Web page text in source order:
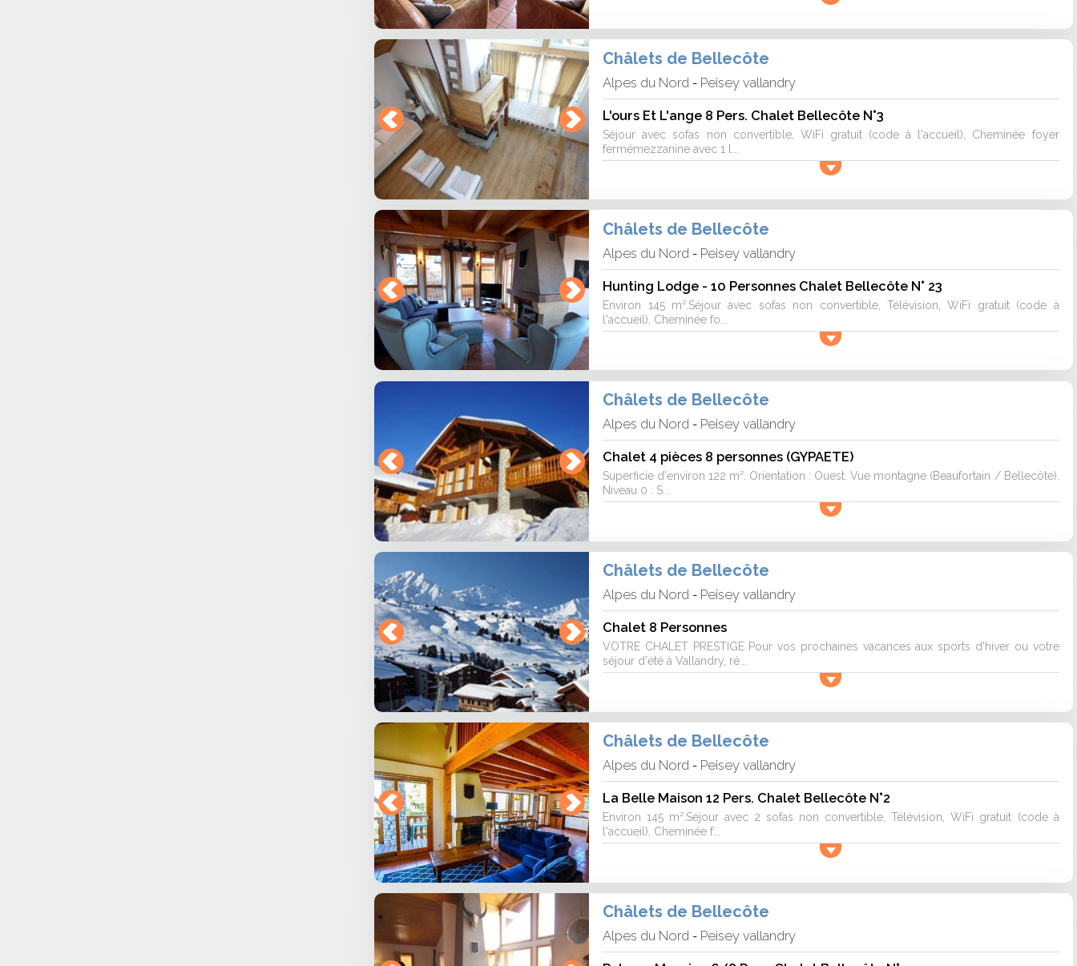
Châlets de Bellecôte
Alpes du Nord - Peisey vallandry
L'ours Et L'ange 8 Pers. Chalet Bellecôte N°3
Séjour avec sofas non convertible, WiFi gratuit (code à l'accueil), Cheminée foyer
fermémezzanine avec 1 l...
Châlets de Bellecôte
Alpes du Nord - Peisey vallandry
Hunting Lodge - 10 Personnes Chalet Bellecôte N° 23
Environ 145 m².Séjour avec sofas non convertible, Télévision, WiFi gratuit (code à
l'accueil), Cheminée fo...
Châlets de Bellecôte
Alpes du Nord - Peisey vallandry
Chalet 4 pièces 8 personnes (GYPAETE)
Superficie d'environ 122 m². Orientation : Ouest. Vue montagne (Beaufortain / Bellecôte).
Niveau 0 : S...
Châlets de Bellecôte
Alpes du Nord - Peisey vallandry
Chalet 8 Personnes
VOTRE CHALET PRESTIGE Pour vos prochaines vacances aux sports d'hiver ou votre
séjour d'été à Vallandry, ré...
Châlets de Bellecôte
Alpes du Nord - Peisey vallandry
La Belle Maison 12 Pers. Chalet Bellecôte N°2
Environ 145 m².Séjour avec 2 sofas non convertible, Télévision, WiFi gratuit (code à
l'accueil), Cheminée f...
Châlets de Bellecôte
Alpes du Nord - Peisey vallandry